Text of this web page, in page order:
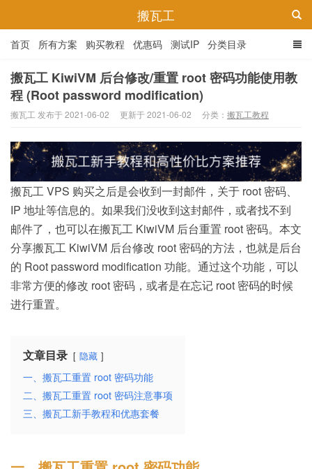
搬瓦工
首页 所有方案 购买教程 优惠码 测试IP 分类目录
搬瓦工 KiwiVM 后台修改/重置 root 密码功能使用教
程 (Root password modification)
搬瓦工 发布于 2021-06-02 更新于 2021-06-02 分类： 搬瓦工教程
搬瓦工 VPS 购买之后是会收到一封邮件，关于 root 密码、
IP 地址等信息的。如果我们没收到这封邮件，或者找不到
邮件了，也可以在搬瓦工 KiwiVM 后台重置 root 密码。本文
分享搬瓦工 KiwiVM 后台修改 root 密码的方法，也就是后台
的 Root password modification 功能。通过这个功能，可以
非常方便的修改 root 密码，或者是在忘记 root 密码的时候
进行重置。
文章目录 隐藏
一、搬瓦工重置 root 密码功能
二、搬瓦工重置 root 密码注意事项
三、搬瓦工新手教程和优惠套餐